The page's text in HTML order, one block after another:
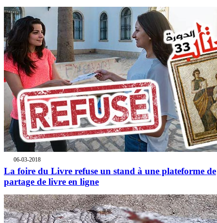
06-03-2018
La foire du Livre refuse un stand à une plateforme de
partage de livre en ligne